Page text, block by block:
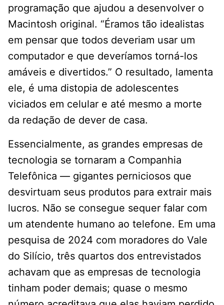
programação que ajudou a desenvolver o
Macintosh original. “Éramos tão idealistas
em pensar que todos deveriam usar um
computador e que deveríamos torná-los
amáveis ​​e divertidos.” O resultado, lamenta
ele, é uma distopia de adolescentes
viciados em celular e até mesmo a morte
da redação de dever de casa.
Essencialmente, as grandes empresas de
tecnologia se tornaram a Companhia
Telefônica — gigantes perniciosos que
desvirtuam seus produtos para extrair mais
lucros. Não se consegue sequer falar com
um atendente humano ao telefone. Em uma
pesquisa de 2024 com moradores do Vale
do Silício, três quartos dos entrevistados
achavam que as empresas de tecnologia
tinham poder demais; quase o mesmo